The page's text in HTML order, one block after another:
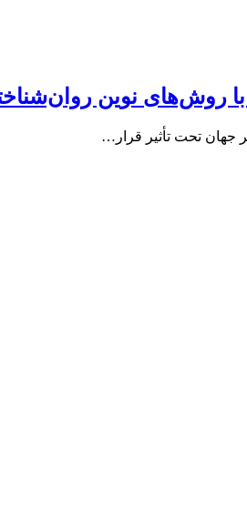
روش‌های نوین
جهان تحت تأثیر قرار…